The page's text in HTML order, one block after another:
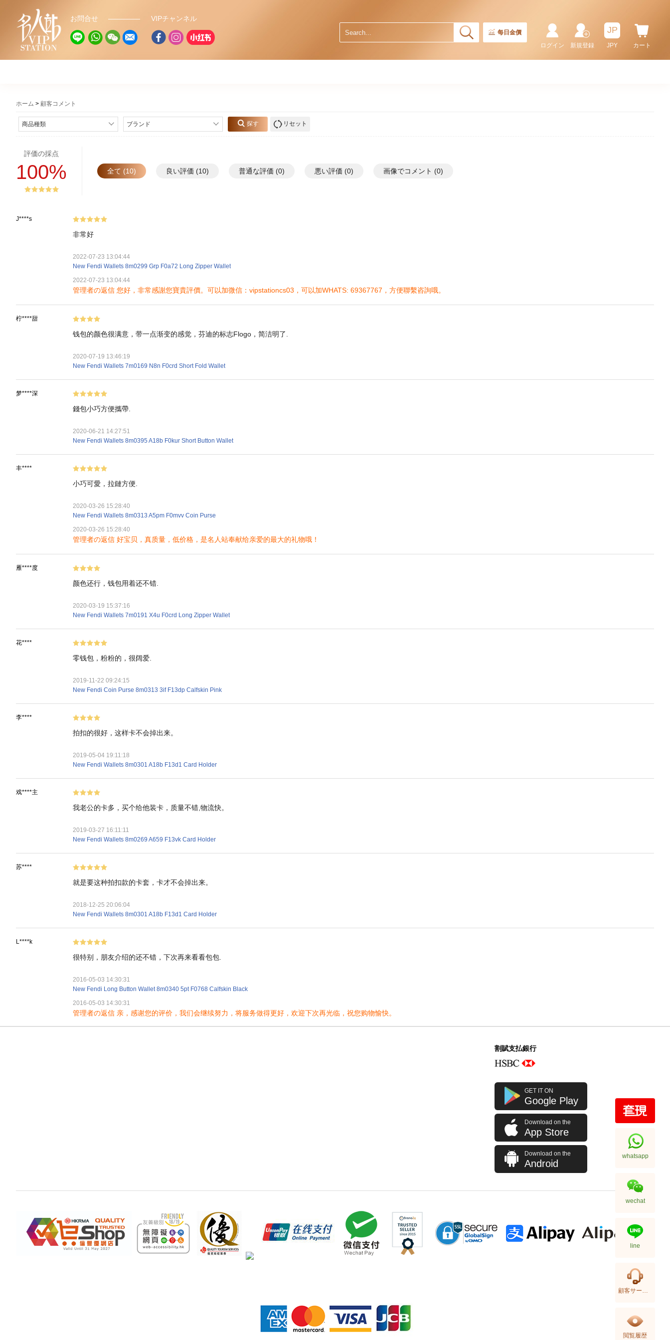
お問合せ VIPチャンネル
每日金價
カート
JP
JPY
新規登録
ログイン
ホーム 顧客コメント
商品種類 ブランド 探す リセット
評価の採点
100% 全て (10) 良い評価 (10) 普通な評価 (0) 悪い評価 (0) 画像でコメント (0)
J****s
非常好
2022-07-23 13:04:44
New Fendi Wallets 8m0299 Grp F0a72 Long Zipper Wallet
2022-07-23 13:04:44
管理者の返信 您好，非常感謝您寶貴評價。可以加微信：vipstationcs03，可以加WHATS: 69367767，方便聯繫咨詢哦。
柠****甜
钱包的颜色很满意，带一点渐变的感觉，芬迪的标志Flogo，简洁明了.
2020-07-19 13:46:19
New Fendi Wallets 7m0169 N8n F0crd Short Fold Wallet
梦****深
錢包小巧方便攜帶.
2020-06-21 14:27:51
New Fendi Wallets 8m0395 A18b F0kur Short Button Wallet
丰****
小巧可愛，拉鏈方便.
2020-03-26 15:28:40
New Fendi Wallets 8m0313 A5pm F0mvv Coin Purse
2020-03-26 15:28:40
管理者の返信 好宝贝，真质量，低价格，是名人站奉献给亲爱的最大的礼物哦！
雁****度
颜色还行，钱包用着还不错.
2020-03-19 15:37:16
New Fendi Wallets 7m0191 X4u F0crd Long Zipper Wallet
花****
零钱包，粉粉的，很阔爱.
2019-11-22 09:24:15
New Fendi Coin Purse 8m0313 3if F13dp Calfskin Pink
李****
拍扣的很好，这样卡不会掉出来。
2019-05-04 19:11:18
New Fendi Wallets 8m0301 A18b F13d1 Card Holder
戏****主
我老公的卡多，买个给他装卡，质量不错,物流快。
2019-03-27 16:11:11
New Fendi Wallets 8m0269 A659 F13vk Card Holder
苏****
就是要这种拍扣款的卡套，卡才不会掉出来。
2018-12-25 20:06:04
New Fendi Wallets 8m0301 A18b F13d1 Card Holder
L****k
很特别，朋友介绍的还不错，下次再来看看包包.
2016-05-03 14:30:31
New Fendi Long Button Wallet 8m0340 5pt F0768 Calfskin Black
2016-05-03 14:30:31
管理者の返信 亲，感谢您的评价，我们会继续努力，将服务做得更好，欢迎下次再光临，祝您购物愉快。
割賦支払銀行
GET IT ON
Google Play
Download on the
App Store
Download on the
Android
whatsapp
wechat
line
顧客サービス
閲覧履歴